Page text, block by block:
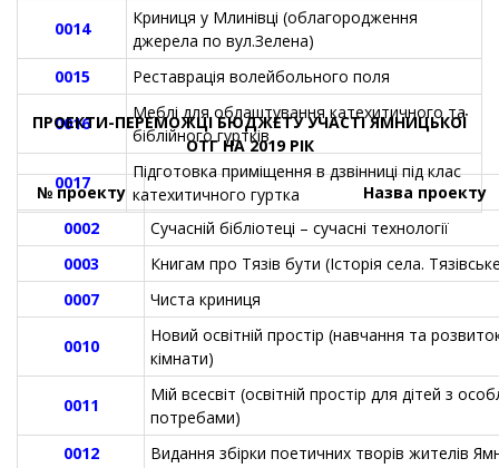
0014
Криниця у Млинівці (облагородження
джерела по вул.Зелена)
0015
Реставрація волейбольного поля
0016
Меблі для облаштування катехитичного та
біблійного гуртків
0017
Підготовка приміщення в дзвінниці під клас
катехитичного гуртка
ПРОЕКТИ-ПЕРЕМОЖЦІБЮДЖЕТУ УЧАСТІ ЯМНИЦЬКОЇ
ОТГ НА 2019 РІК
№ проекту
Назва проекту
0002
Сучасній бібліотеці – сучасні технології
0003
Книгам про Тязів бути (Історія села.
0007
Чиста криниця
0010
Новий освітній простір (навчання та
кімнати)
0011
Мій всесвіт (освітній простір для дітей з
потребами)
0012
Видання збірки поетичних творів жителів